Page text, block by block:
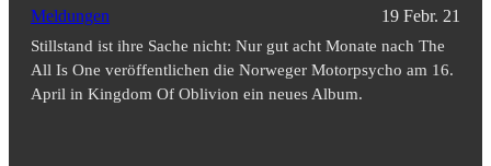
Meldungen 19 Febr. 21
Stillstand ist ihre Sache nicht: Nur gut acht Monate nach The
All Is One veröffentlichen die Norweger Motorpsycho am 16.
April in Kingdom Of Oblivion ein neues Album.